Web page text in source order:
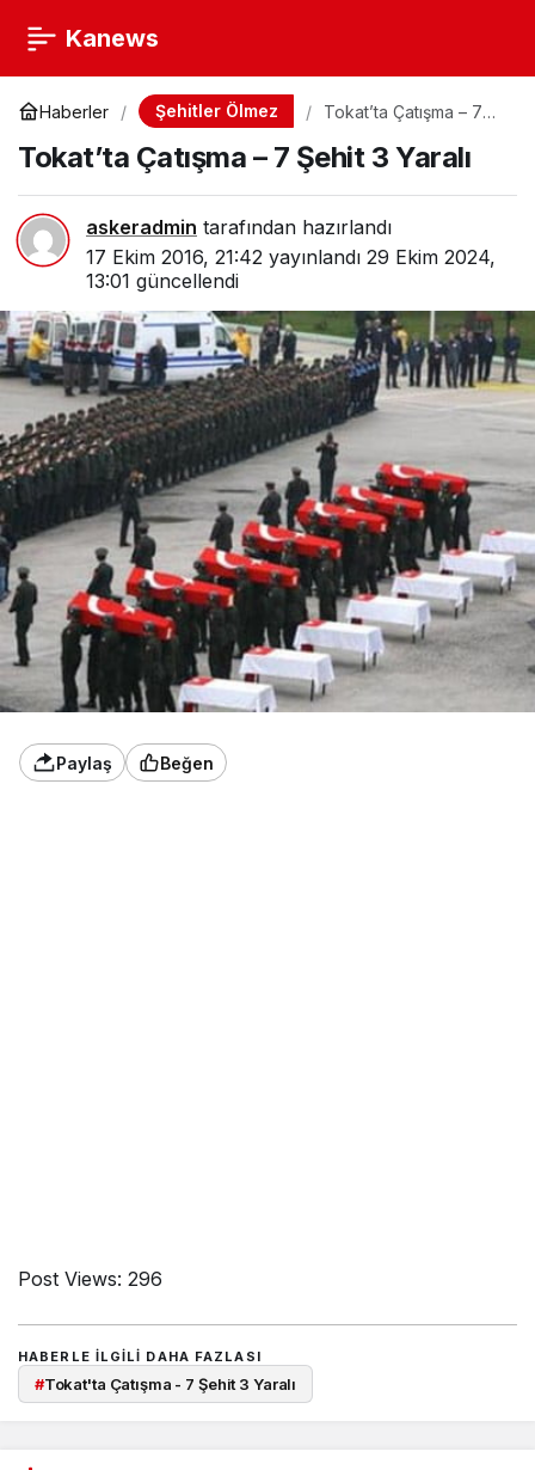
Kanews
Haberler Şehitler Ölmez
Tokat’ta Çatışma – 7
Tokat’ta Çatışma – 7 Şehit 3 Yaralı
askeradmin tarafından hazırlandı
17 Ekim 2016, 21:42 yayınlandı 29 Ekim 2024,
13:01 güncellendi
Paylaş Beğen
Post Views: 296
HABERLE ILGILI DAHA FAZLASI
#Tokat'ta Çatışma - 7 Şehit 3 Yaralı